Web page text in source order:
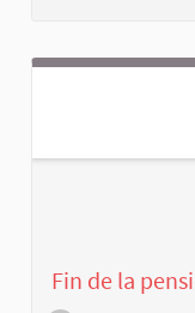
Fin de la